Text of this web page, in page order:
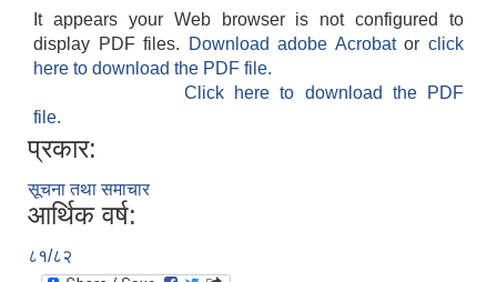
It appears your Web browser is not configured to
display PDF files.
Download adobe Acrobatorclick
here to download the PDF file.
Click here to download the PDF
file.
प्रकार:
सूचना तथा समाचार
आर्थिक वर्ष:
८१/८२